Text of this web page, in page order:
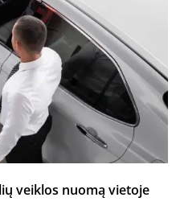
veiklos nuomą vietoje